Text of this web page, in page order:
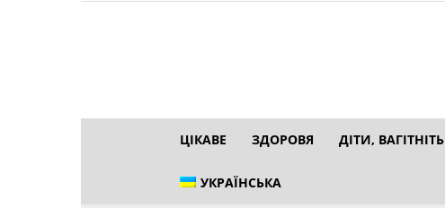
ЦІКАВЕ ЗДОРОВЯ ДІТИ, ВАГІТНІТЬ
УКРАЇНСЬКА